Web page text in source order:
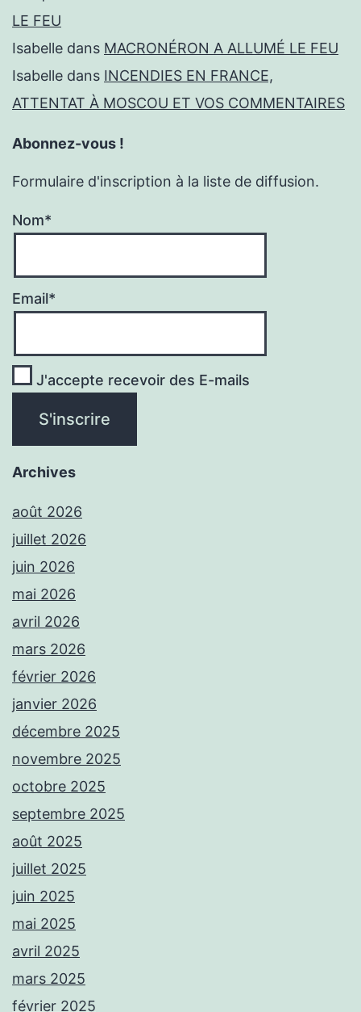
LE FEU
Isabelle dans MACRONÉRON A ALLUMÉ LE FEU
Isabelle dans INCENDIES EN FRANCE,
ATTENTAT À MOSCOU ET VOS COMMENTAIRES
Abonnez-vous !
Formulaire d'inscription à la liste de diffusion.
Nom*
Email*
J'accepte recevoir des E-mails
Archives
août 2026
juillet 2026
juin 2026
mai 2026
avril 2026
mars 2026
février 2026
janvier 2026
décembre 2025
novembre 2025
octobre 2025
septembre 2025
août 2025
juillet 2025
juin 2025
mai 2025
avril 2025
mars 2025
février 2025